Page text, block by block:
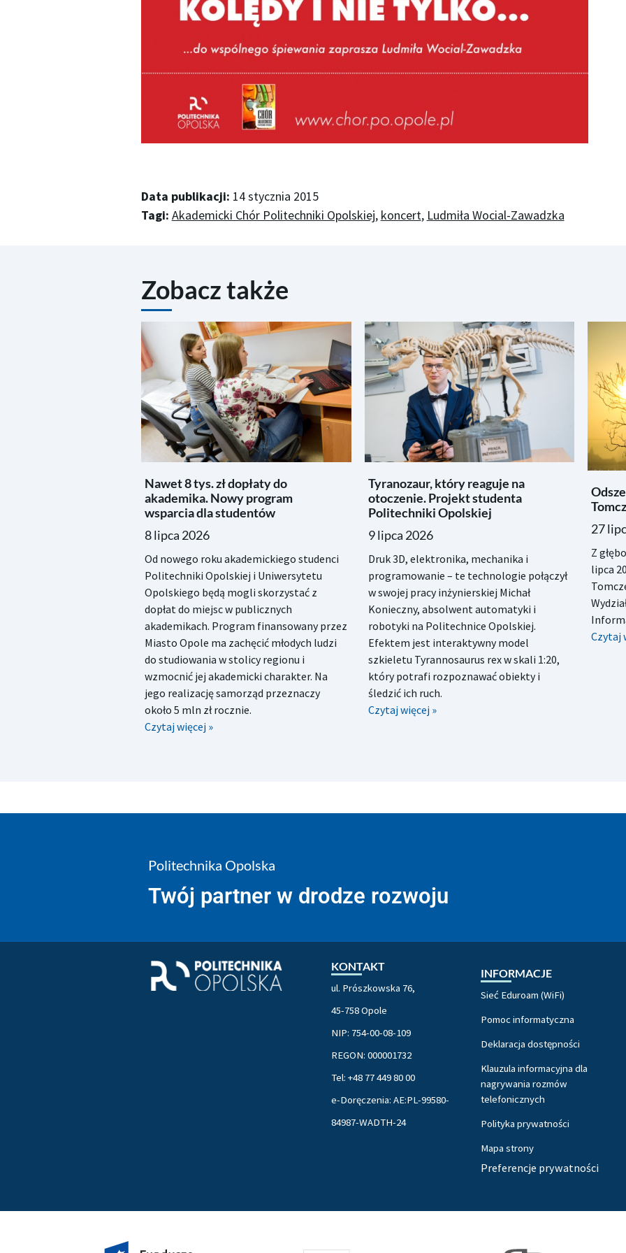
Data publikacji: 14 stycznia 2015
Tagi: Akademicki Chór Politechniki Opolskiej, koncert, Ludmiła Wocial-Zawadzka
Zobacz także
Nawet 8 tys. zł dopłaty do
akademika. Nowy program
wsparcia dla studentów
8 lipca 2026
Od nowego roku akademickiego studenci
Politechniki Opolskiej i Uniwersytetu
Opolskiego będą mogli skorzystać z
dopłat do miejsc w publicznych
akademikach. Program finansowany przez
Miasto Opole ma zachęcić młodych ludzi
do studiowania w stolicy regionu i
wzmocnić jej akademicki charakter. Na
jego realizację samorząd przeznaczy
około 5 mln zł rocznie.
Czytaj więcej »
Tyranozaur, który reaguje na
otoczenie. Projekt studenta
Politechniki Opolskiej
9 lipca 2026
Druk 3D, elektronika, mechanika i
programowanie – te technologie połączył
w swojej pracy inżynierskiej Michał
Konieczny, absolwent automatyki i
robotyki na Politechnice Opolskiej.
Efektem jest interaktywny model
szkieletu Tyrannosaurus rex w skali 1:20,
który potrafi rozpoznawać obiekty i
śledzić ich ruch.
Czytaj więcej »
27
Z
lipca
Czytaj
Politechnika Opolska
Twój partner w drodze rozwoju
KONTAKT
ul. Prószkowska 76,
45-758 Opole
NIP: 754-00-08-109
REGON: 000001732
Tel: +48 77 449 80 00
e-Doręczenia: AE:PL-99580-
84987-WADTH-24
INFORMACJE
Sieć Eduroam (WiFi)
Pomoc informatyczna
Deklaracja dostępności
Klauzula informacyjna dla
nagrywania rozmów
telefonicznych
Polityka prywatności
Mapa strony
Preferencje prywatności